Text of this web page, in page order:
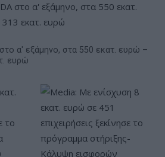
α' εξάμηνο, στα 550 εκατ. ευρώ –
ευρώ